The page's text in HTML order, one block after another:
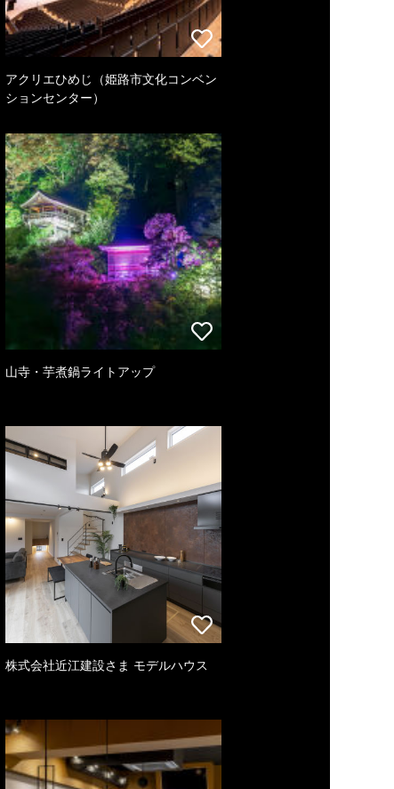
アクリエひめじ（姫路市文化コンベン
ションセンター）
山寺・芋煮鍋ライトアップ
株式会社近江建設さま モデルハウス